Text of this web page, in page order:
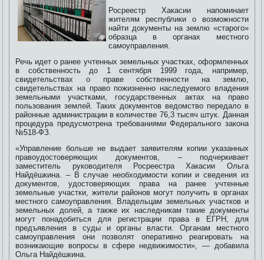
Росреестр Хакасии напоминает
жителям республики о возможности
найти документы на землю «старого»
образца в органах местного
самоуправления.
Речь идет о ранее учтенных земельных участках, оформленных
в собственность до 1 сентября 1999 года, например,
свидетельствах о праве собственности на землю,
свидетельствах на право пожизненно наследуемого владения
земельными участками, государственных актах на право
пользования землей. Таких документов ведомство передало в
районные администрации в количестве 76,3 тысяч штук. Данная
процедура предусмотрена требованиями Федерального закона
№518-ФЗ.
«Управление больше не выдает заявителям копии указанных
правоудостоверяющих документов, – подчеркивает
заместитель руководителя Росреестра Хакасии Ольга
Найдёшкина. – В случае необходимости копии и сведения из
документов, удостоверяющих права на ранее учтенные
земельные участки, жители районов могут получить в органах
местного самоуправления. Владельцам земельных участков и
земельных долей, а также их наследникам такие документы
могут понадобиться для регистрации права в ЕГРН, для
предъявления в суды и органы власти. Органам местного
самоуправления они позволят оперативно реагировать на
возникающие вопросы в сфере недвижимости», — добавила
Ольга Найдёшкина.